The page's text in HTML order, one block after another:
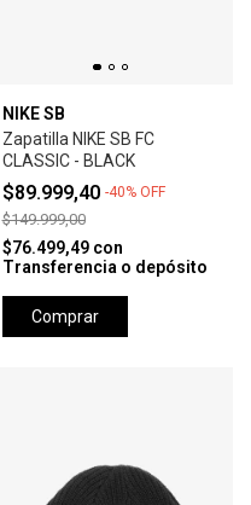
NIKE SB
Zapatilla NIKE SB FC
CLASSIC - BLACK
$89.999,40 -40% OFF
$149.999,00
$76.499,49 con
Transferencia o depósito
Comprar